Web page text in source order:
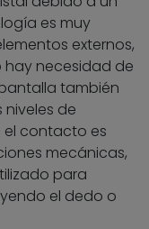
es muy
externos,
hay necesidad de
también
de
el contacto es
mecánicas,
para
el dedo o